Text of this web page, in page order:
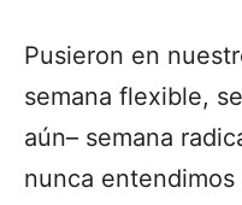
Pusieron en
semana flexible,
aún– semana
nunca